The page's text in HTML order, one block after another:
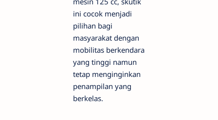
ini cocok menjadi
pilihan bagi
masyarakat dengan
mobilitas berkendara
yang tinggi namun
tetap menginginkan
penampilan yang
berkelas.